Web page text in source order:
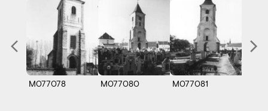
M077078 M077080 M077081